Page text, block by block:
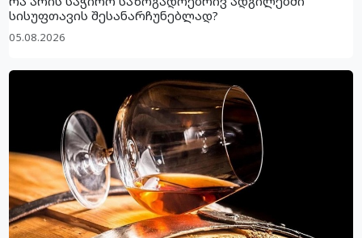
სისუფთავის შესანარჩუნებლად?
05.08.2026